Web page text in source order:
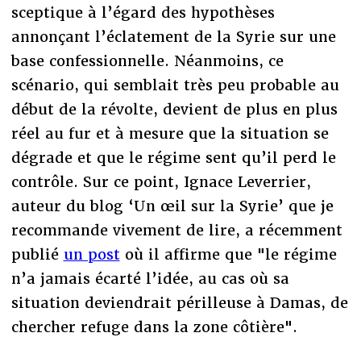
sceptique à l’égard des hypothèses
annonçant l’éclatement de la Syrie sur une
base confessionnelle. Néanmoins, ce
scénario, qui semblait très peu probable au
début de la révolte, devient de plus en plus
réel au fur et à mesure que la situation se
dégrade et que le régime sent qu’il perd le
contrôle. Sur ce point, Ignace Leverrier,
auteur du blog ‘Un œil sur la Syrie’ que je
recommande vivement de lire, a récemment
publié un postoù il affirme que "le régime
n’a jamais écarté l’idée, au cas où sa
situation deviendrait périlleuse à Damas, de
chercher refuge dans la zone côtière".